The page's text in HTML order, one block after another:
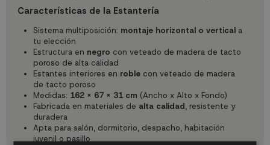
Características de la Estantería
Sistema multiposición: montaje horizontal o vertical a
tu elección
Estructura en negro con veteado de madera de tacto
poroso de alta calidad
Estantes interiores en roble con veteado de madera
de tacto poroso
Medidas: 162 x 67 x 31 cm (Ancho x Alto x Fondo)
Fabricada en materiales de alta calidad, resistente y
duradera
Apta para salón, dormitorio, despacho, habitación
juvenil o pasillo